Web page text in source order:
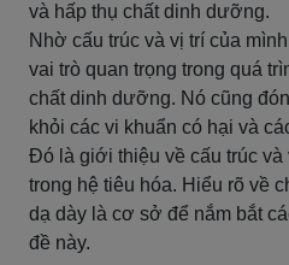
và hấp thụ chất dinh dưỡng.
Nhờ cấu trúc và vị trí của
vai trò quan trọng trong quá
chất dinh dưỡng. Nó cũng
khỏi các vi khuẩn có hại và
Đó là giới thiệu về cấu trúc và
trong hệ tiêu hóa. Hiểu rõ về
dạ dày là cơ sở để nắm bắt
đề này.